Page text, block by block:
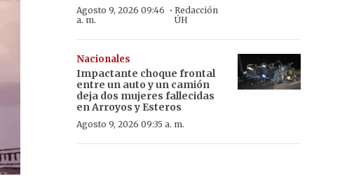
Agosto 9, 2026 09:46
a. m.
·Redacción
ÚH
Nacionales
Impactante choque frontal
entre un auto y un camión
deja dos mujeres fallecidas
en Arroyos y Esteros
Agosto 9, 2026 09:35 a. m.